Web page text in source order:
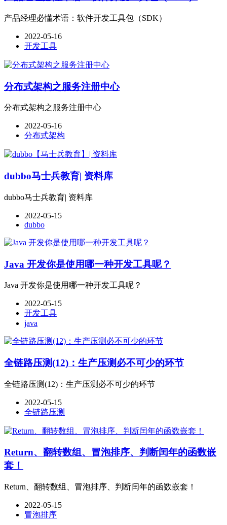
产品经理必懂术语：软件开发工具包（SDK）
2022-05-16
开发工具
分布式架构之服务注册中心
分布式架构之服务注册中心
2022-05-16
分布式架构
dubbo马士兵教育| 资料库
dubbo马士兵教育| 资料库
2022-05-15
dubbo
Java 开发你是使用哪一种开发工具呢？
Java 开发你是使用哪一种开发工具呢？
2022-05-15
开发工具
java
全链路压测(12)：生产压测必不可少的环节
全链路压测(12)：生产压测必不可少的环节
2022-05-15
全链路压测
Return、翻转数组、冒泡排序、判断闰年的函数嵌
套！
Return、翻转数组、冒泡排序、判断闰年的函数嵌套！
2022-05-15
冒泡排序